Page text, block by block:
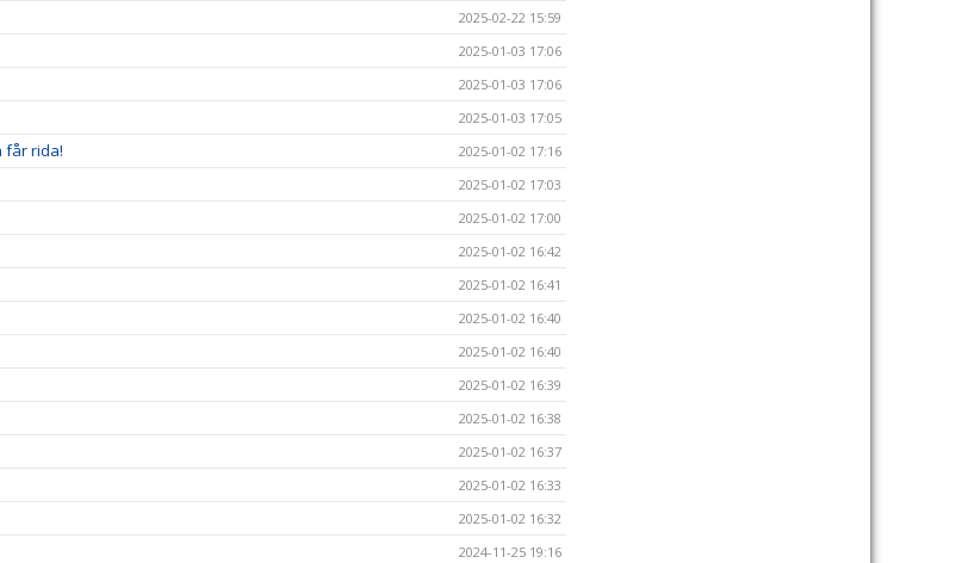
2025-02-22 15:59
2025-01-03 17:06
2025-01-03 17:06
2025-01-03 17:05
får rida! 2025-01-02 17:16
2025-01-02 17:03
2025-01-02 17:00
2025-01-02 16:42
2025-01-02 16:41
2025-01-02 16:40
2025-01-02 16:40
2025-01-02 16:39
2025-01-02 16:38
2025-01-02 16:37
2025-01-02 16:33
2025-01-02 16:32
2024-11-25 19:16